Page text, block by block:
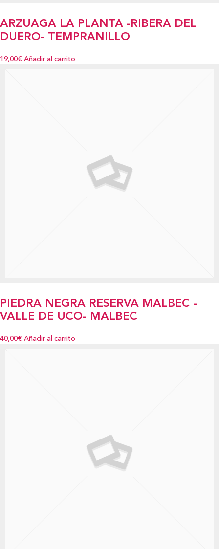
ARZUAGA LA PLANTA -RIBERA DEL
DUERO- TEMPRANILLO
19,00€ Añadir al carrito
PIEDRA NEGRA RESERVA MALBEC -
VALLE DE UCO- MALBEC
40,00€ Añadir al carrito